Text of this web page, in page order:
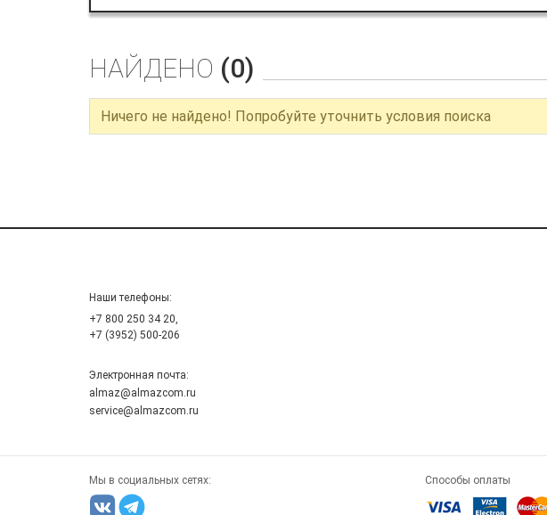
НАЙДЕНО (0)
Ничего не найдено! Попробуйте уточнить условия поиска
Наши телефоны:
+7 800 250 34 20,
+7 (3952) 500-206
Электронная почта:
almaz@almazcom.ru
service@almazcom.ru
Мы в социальных сетях: Способы оплаты